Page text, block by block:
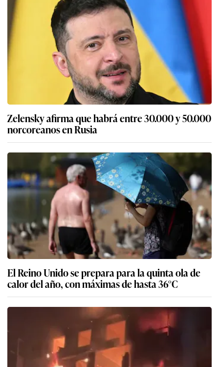
Zelensky afirma que habrá entre 30.000 y 50.000
norcoreanos en Rusia
El Reino Unido se prepara para la quinta ola de
calor del año, con máximas de hasta 36°C